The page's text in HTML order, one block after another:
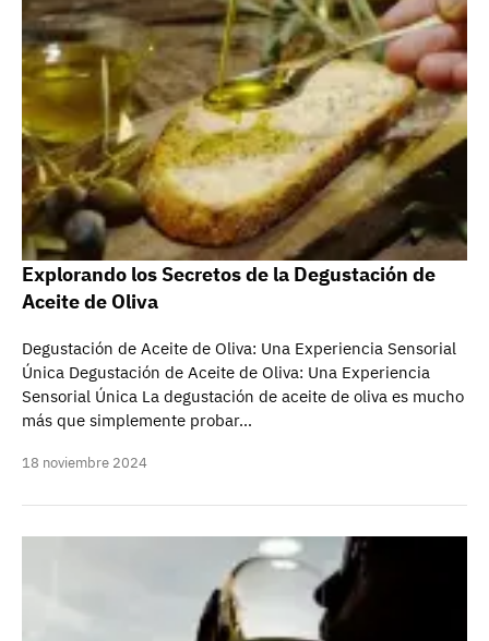
Explorando los Secretos de la Degustación de
Aceite de Oliva
Degustación de Aceite de Oliva: Una Experiencia Sensorial
Única Degustación de Aceite de Oliva: Una Experiencia
Sensorial Única La degustación de aceite de oliva es mucho
más que simplemente probar…
18 noviembre 2024